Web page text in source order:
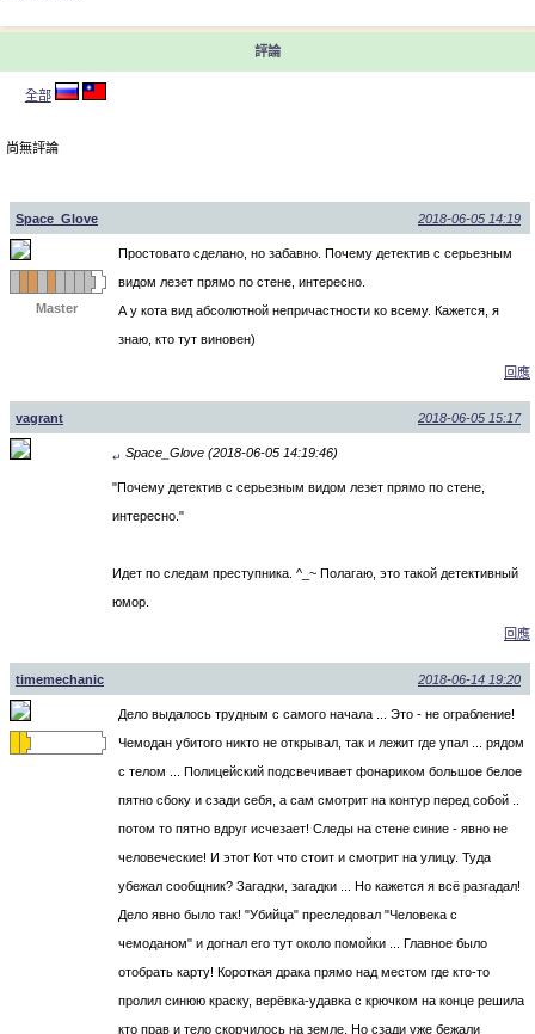
評論
全部
尚無評論
Space_Glove 2018-06-05 14:19
Master
Простовато сделано, но забавно. Почему детектив с серьезным
видом лезет прямо по стене, интересно.
А у кота вид абсолютной непричастности ко всему. Кажется, я
знаю, кто тут виновен)
回應
vagrant 2018-06-05 15:17
↵ Space_Glove (2018-06-05 14:19:46)
"Почему детектив с серьезным видом лезет прямо по стене,
интересно."
Идет по следам преступника. ^_~ Полагаю, это такой детективный
юмор.
回應
timemechanic 2018-06-14 19:20
Дело выдалось трудным с самого начала ... Это - не ограбление!
Чемодан убитого никто не открывал, так и лежит где упал ... рядом
с телом ... Полицейский подсвечивает фонариком большое белое
пятно сбоку и сзади себя, а сам смотрит на контур перед собой ..
потом то пятно вдруг исчезает! Следы на стене синие - явно не
человеческие! И этот Кот что стоит и смотрит на улицу. Туда
убежал сообщник? Загадки, загадки ... Но кажется я всё разгадал!
Дело явно было так! "Убийца" преследовал "Человека с
чемоданом" и догнал его тут около помойки ... Главное было
отобрать карту! Короткая драка прямо над местом где кто-то
пролил синюю краску, верёвка-удавка с крючком на конце решила
кто прав и тело скорчилось на земле. Но сзади уже бежали